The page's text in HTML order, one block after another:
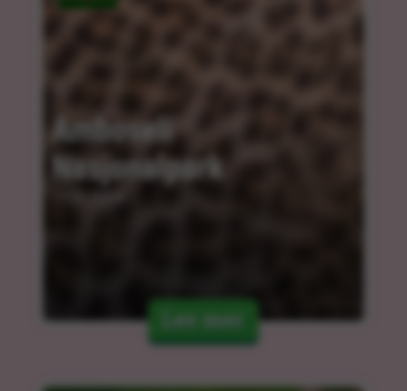
Amboseli
Nasjonalpark
Les mer